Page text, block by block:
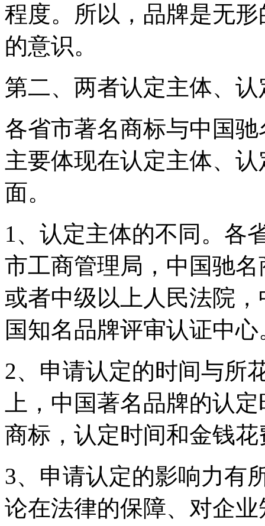
程度。所以，品牌是无
的意识。
第二、两者认定主体、
各省市著名商标与中国
主要体现在认定主体、
面。
1、认定主体的不同。各
市工商管理局，中国驰
或者中级以上人民法院
国知名品牌评审认证中
2、申请认定的时间与所
上，中国著名品牌的认
商标，认定时间和金钱
3、申请认定的影响力有
论在法律的保障、对企